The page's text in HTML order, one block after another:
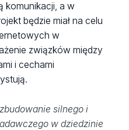
komunikacji, a w
będzie miał na celu
w
związków między
i cechami
silnego i
w dziedzinie